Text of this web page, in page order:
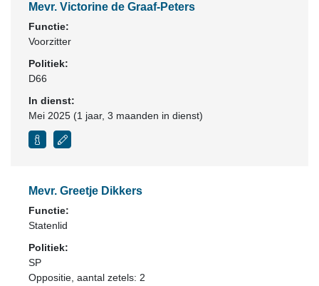
Mevr. Victorine de Graaf-Peters
Functie:
Voorzitter
Politiek:
D66
In dienst:
Mei 2025 (1 jaar, 3 maanden in dienst)
Mevr. Greetje Dikkers
Functie:
Statenlid
Politiek:
SP
Oppositie , aantal zetels: 2